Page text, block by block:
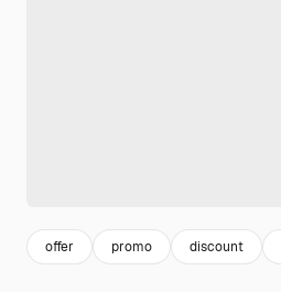
offer promo discount